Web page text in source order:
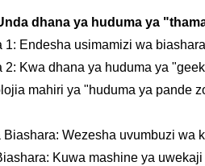
dhana ya huduma ya
1: Endesha usimamizi wa
2: Kwa dhana ya huduma ya
mahiri ya "huduma ya pande
Biashara: Wezesha uvumbuzi wa
Kuwa mashine ya